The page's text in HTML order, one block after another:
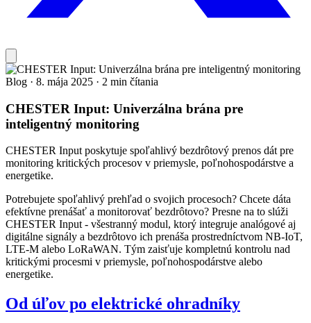
Blog · 8. mája 2025 · 2 min čítania
CHESTER Input: Univerzálna brána pre
inteligentný monitoring
CHESTER Input poskytuje spoľahlivý bezdrôtový prenos dát pre
monitoring kritických procesov v priemysle, poľnohospodárstve a
energetike.
Potrebujete spoľahlivý prehľad o svojich procesoch? Chcete dáta
efektívne prenášať a monitorovať bezdrôtovo? Presne na to slúži
CHESTER Input - všestranný modul, ktorý integruje analógové aj
digitálne signály a bezdrôtovo ich prenáša prostredníctvom NB-IoT,
LTE-M alebo LoRaWAN. Tým zaisťuje kompletnú kontrolu nad
kritickými procesmi v priemysle, poľnohospodárstve alebo
energetike.
Od úľov po elektrické ohradníky